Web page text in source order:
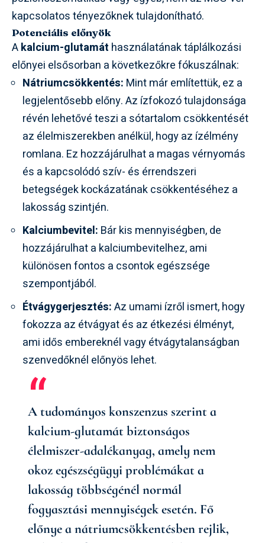
kapcsolatos tényezőknek tulajdonítható.
Potenciális előnyök
Akalcium-glutamát használatának táplálkozási
előnyei elsősorban a következőkre fókuszálnak:
Nátriumcsökkentés: Mint már említettük, ez a
legjelentősebb előny. Az ízfokozó tulajdonsága
révén lehetővé teszi a sótartalom csökkentését
az élelmiszerekben anélkül, hogy az ízélmény
romlana. Ez hozzájárulhat a magas vérnyomás
és a kapcsolódó szív- és érrendszeri
betegségek kockázatának csökkentéséhez a
lakosság szintjén.
Kalciumbevitel: Bár kis mennyiségben, de
hozzájárulhat a kalciumbevitelhez, ami
különösen fontos a csontok egészsége
szempontjából.
Étvágygerjesztés:Az umami ízről ismert, hogy
fokozza az étvágyat és az étkezési élményt,
ami idős embereknél vagy étvágytalanságban
szenvedőknél előnyös lehet.
A tudományos konszenzus szerint a
kalcium-glutamát biztonságos
élelmiszer-adalékanyag, amely nem
okoz egészségügyi problémákat a
lakosság többségénél normál
fogyasztási mennyiségek esetén. Fő
előnye a nátriumcsökkentésben rejlik,